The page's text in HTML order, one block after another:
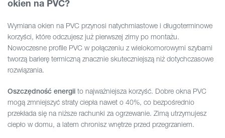
okien na PVC?
Wymiana okien na PVC przynosi natychmiastowe i długoterminowe
korzyści, które odczujesz już pierwszej zimy po montażu.
Nowoczesne profile PVC w połączeniu z wielokomorowymi szybami
tworzą barierę termiczną znacznie skuteczniejszą niż dotychczasowe
rozwiązania.
Oszczędność energii to najważniejsza korzyść. Dobre okna PVC
mogą zmniejszyć straty ciepła nawet o 40%, co bezpośrednio
przekłada się na niższe rachunki za ogrzewanie. Zimą utrzymujesz
ciepło w domu, a latem chronisz wnętrze przed przegrzaniem.